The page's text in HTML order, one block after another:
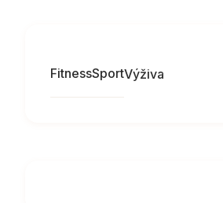
FitnessSportVýživa